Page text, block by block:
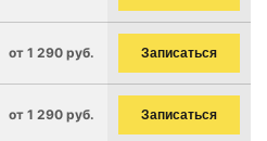
от 1 290 руб. Записаться
от 1 290 руб. Записаться